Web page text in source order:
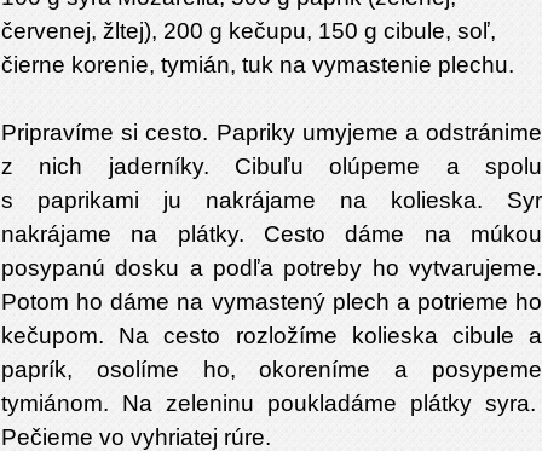
červenej, žltej), 200 g kečupu, 150 g cibule, soľ,
čierne korenie, tymián, tuk na vymastenie plechu.
Pripravíme si cesto. Papriky umyjeme a odstránime
z nich jaderníky. Cibuľu olúpeme a spolu
s paprikami ju nakrájame na kolieska. Syr
nakrájame na plátky. Cesto dáme na múkou
posypanú dosku a podľa potreby ho vytvarujeme.
Potom ho dáme na vymastený plech a potrieme ho
kečupom. Na cesto rozložíme kolieska cibule a
paprík, osolíme ho, okoreníme a posypeme
tymiánom. Na zeleninu poukladáme plátky syra.
Pečieme vo vyhriatej rúre.